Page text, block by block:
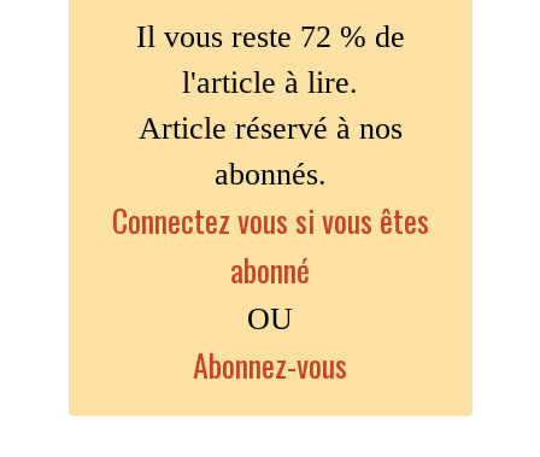
Il vous reste 72 % de
l'article à lire.
Article réservé à nos
abonnés.
Connectez vous si vous êtes
abonné
OU
Abonnez-vous